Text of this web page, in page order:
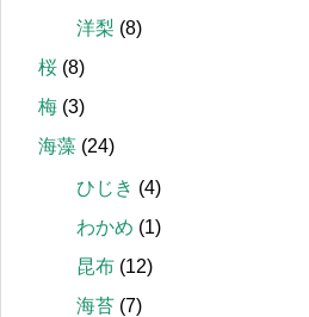
洋梨 (8)
桜 (8)
梅 (3)
海藻 (24)
ひじき (4)
わかめ (1)
昆布 (12)
海苔 (7)